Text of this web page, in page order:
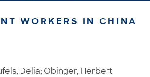
WORKERS IN CHINA
Delia; Obinger, Herbert